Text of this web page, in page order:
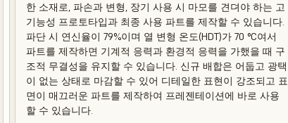
한 소재로, 파손과 변형, 장기 사용 시 마모를 견뎌야 하는 고
기능성 프로토타입과 최종 사용 파트를 제작할 수 있습니다.
파단 시 연신율이 79%이며 열 변형 온도(HDT)가 70 °C여서
파트를 제작하면 기계적 응력과 환경적 응력을 가했을 때 구
조적 무결성을 유지할 수 있습니다. 신규 배합은 어둡고 광택
이 없는 상태로 마감할 수 있어 디테일한 표현이 강조되고 표
면이 매끄러운 파트를 제작하여 프레젠테이션에 바로 사용
할 수 있습니다.